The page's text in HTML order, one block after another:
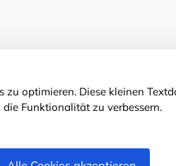
zu optimieren. Diese kleinen
Funktionalität zu verbessern.